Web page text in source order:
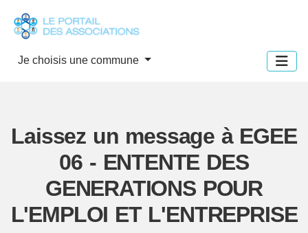
Je choisis une commune
Laissez un message à EGEE
06 - ENTENTE DES
GENERATIONS POUR
L'EMPLOI ET L'ENTREPRISE